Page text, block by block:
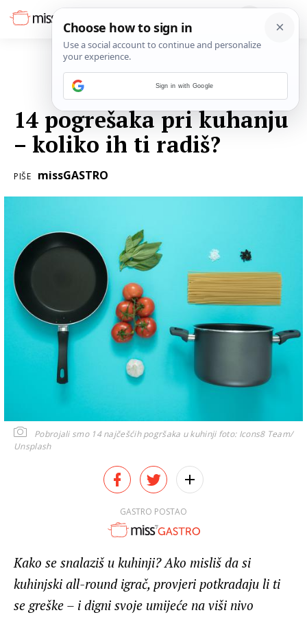
14 pogrešaka pri kuhanju
– koliko ih ti radiš?
PIŠE missGASTRO
Pobrojali smo 14 najčešćih pogršaka u kuhinji foto: Icons8 Team/
Unsplash
GASTRO POSTAO
Kako se snalaziš u kuhinji? Ako misliš da si
kuhinjski all-round igrač, provjeri potkradaju li ti
se greške – i digni svoje umijeće na viši nivo
Sign in with Google